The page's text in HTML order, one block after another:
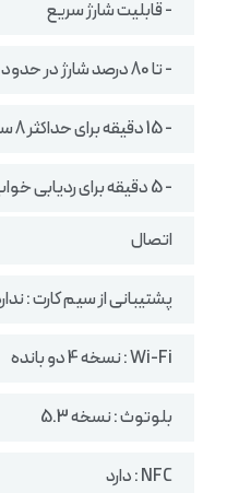
- قابلیت شارژ سریع
- تا 80 درصد شارژ در حدود 30 دقیقه
- 15 دقیقه برای حداکثر 8 ساعت استفاده معمولی
- 5 دقیقه برای ردیابی خواب تا 8 ساعت
اتصال
پشتیبانی از سیم کارت :
Wi-Fi : نسخه 4 دو بانده
بلوتوث : نسخه 5.3
NFC : دارد